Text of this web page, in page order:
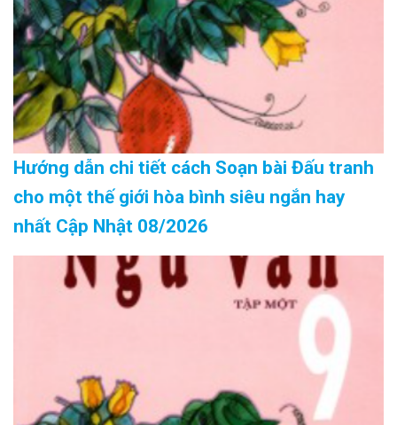
Hướng dẫn chi tiết cách Soạn bài Đấu tranh
cho một thế giới hòa bình siêu ngắn hay
nhất Cập Nhật 08/2026